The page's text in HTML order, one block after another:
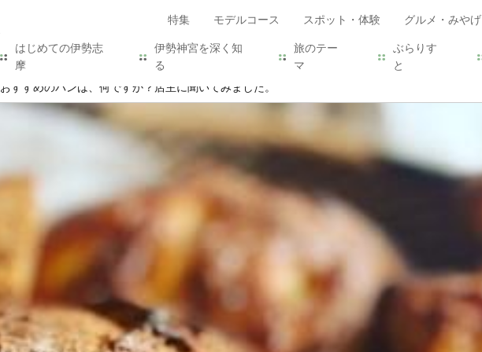
特集 モデルコース スポット・体験 グルメ・みやげ
はじめての伊勢志
摩
伊勢神宮を深く知
る
旅のテー
マ
ぶらりす
と
おすすめのパンは、何ですか？店主に聞いてみました。